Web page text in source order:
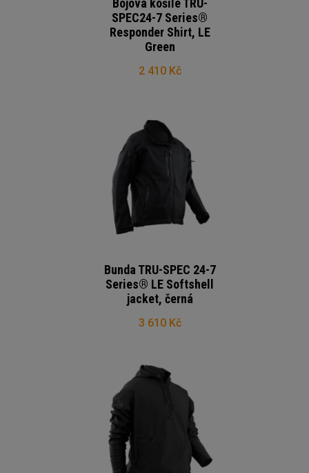
Bojová košile TRU-
SPEC24-7 Series®
Responder Shirt, LE
Green
2 410 Kč
Bunda TRU-SPEC 24-7
Series® LE Softshell
jacket, černá
3 610 Kč